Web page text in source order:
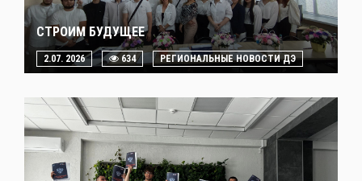
СТРОИМ БУДУЩЕЕ
2.07. 2026 634 РЕГИОНАЛЬНЫЕ НОВОСТИ ДЭ